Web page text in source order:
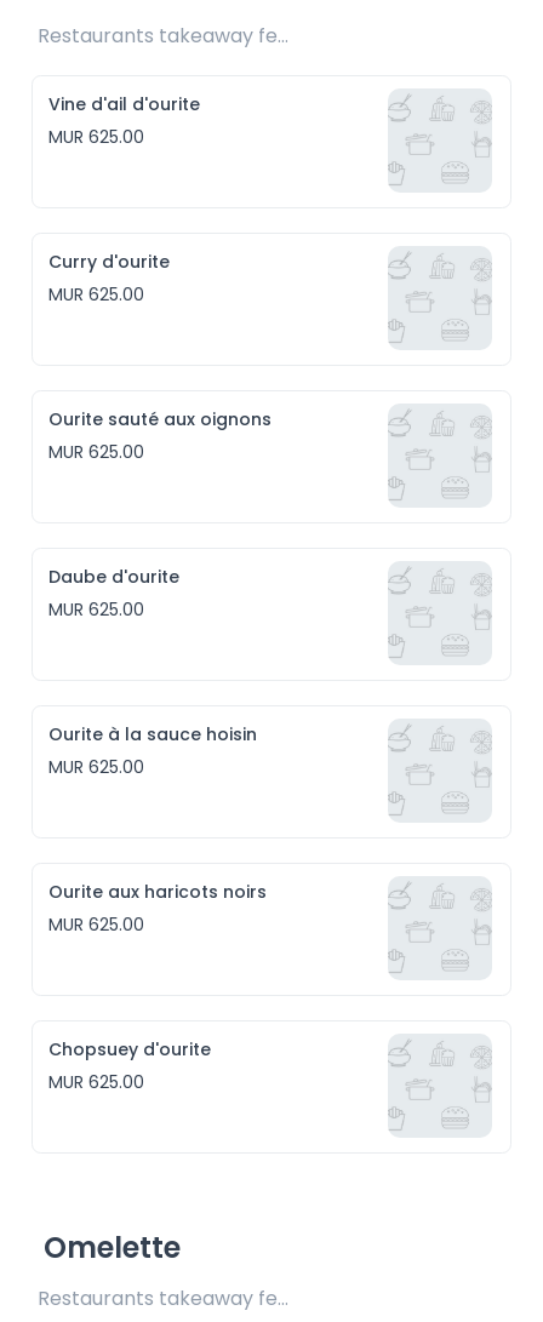
Restaurants takeaway fee Rs25 included
Vine d'ail d'ourite
MUR 625.00
Curry d'ourite
MUR 625.00
Ourite sauté aux oignons
MUR 625.00
Daube d'ourite
MUR 625.00
Ourite à la sauce hoisin
MUR 625.00
Ourite aux haricots noirs
MUR 625.00
Chopsuey d'ourite
MUR 625.00
Omelette
Restaurants takeaway fee Rs25 included